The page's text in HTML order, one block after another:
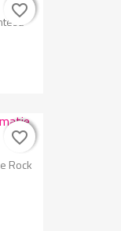
favorite_border
favorite_border
Rock
favorite_border
favorite_border